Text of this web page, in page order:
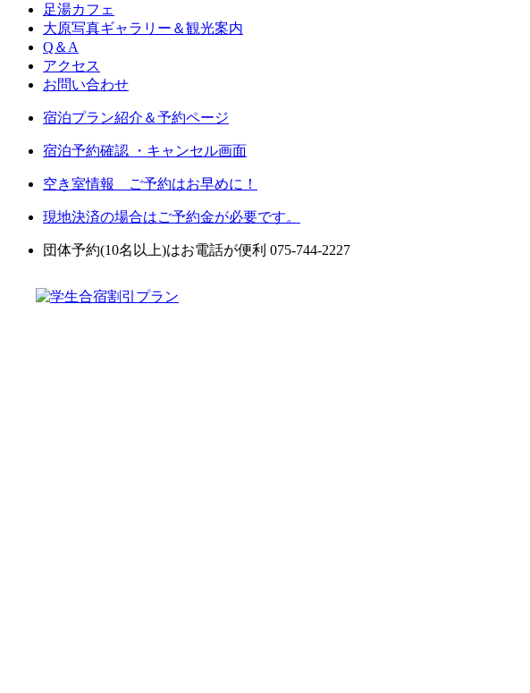
足湯カフェ
大原写真ギャラリー＆観光案内
Q＆A
アクセス
お問い合わせ
宿泊プラン紹介＆予約ページ
宿泊予約確認 ・キャンセル画面
空き室情報 ご予約はお早めに！
現地決済の場合はご予約金が必要です。
団体予約(10名以上)はお電話が便利 075-744-2227